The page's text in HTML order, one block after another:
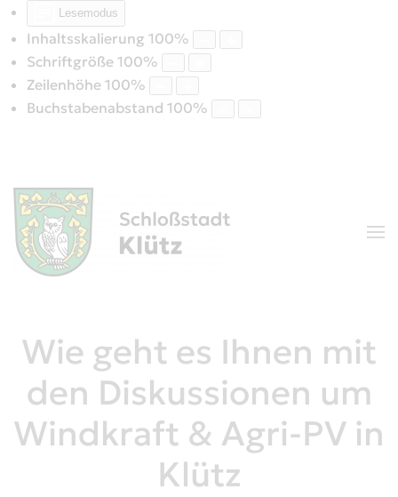
Lesemodus
Inhaltsskalierung 100%
Schriftgröße 100%
Zeilenhöhe 100%
Buchstabenabstand 100%
Wie geht es Ihnen mit
den Diskussionen um
Windkraft & Agri-PV in
Klütz